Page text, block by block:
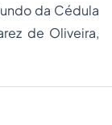
da Cédula
de Oliveira,